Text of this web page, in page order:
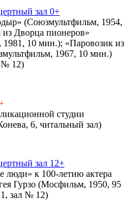
зал 0+
(Союзмультфильм, 1954,
Дворца пионеров»
10 мин.); «Паровозик из
1967, 10 мин.)
№ 12)
студии
6, читальный зал)
зал 12+
люди» к 100-летию актера
Гурзо (Мосфильм, 1950, 95
зал № 12)